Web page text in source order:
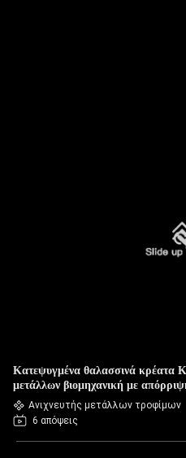
Κατεψυγμένα θαλασσινά κρέατα
μετάλλων βιομηχανική με
Ανιχνευτής μετάλλων τροφίμων
6 απόψεις